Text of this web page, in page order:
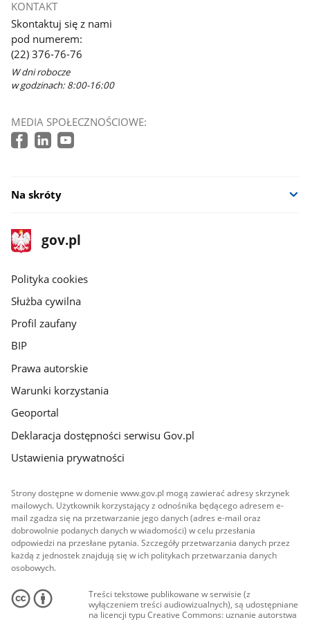
KONTAKT
Skontaktuj się z nami
pod numerem:
(22) 376-76-76
W dni robocze
w godzinach: 8:00-16:00
MEDIA SPOŁECZNOŚCIOWE:
Na skróty
stopka
gov.pl
Strona
gov.pl
gov.pl
Polityka cookies
Służba cywilna
Profil zaufany
BIP
Prawa autorskie
Warunki korzystania
Geoportal
Deklaracja dostępności serwisu Gov.pl
Ustawienia prywatności
Strony dostępne w domenie www.gov.pl mogą zawierać adresy skrzynek
mailowych. Użytkownik korzystający z odnośnika będącego adresem e-
mail zgadza się na przetwarzanie jego danych (adres e-mail oraz
dobrowolnie podanych danych w wiadomości) w celu przesłania
odpowiedzi na przesłane pytania. Szczegóły przetwarzania danych przez
każdą z jednostek znajdują się w ich politykach przetwarzania danych
osobowych.
Treści tekstowe publikowane w serwisie (z
wyłączeniem treści audiowizualnych), są udostępniane
na licencji typu Creative Commons: uznanie autorstwa